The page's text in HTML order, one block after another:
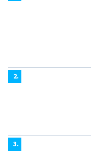
2.
3.